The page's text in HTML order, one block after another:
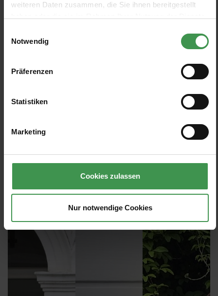
weiteren Daten zusammen, die Sie ihnen bereitgestellt
Notwendig
Präferenzen
Statistiken
Marketing
Cookies zulassen
Nur notwendige Cookies